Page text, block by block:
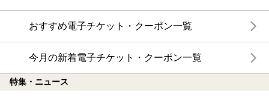
おすすめ電子チケット・クーポン一覧
今月の新着電子チケット・クーポン一覧
特集・ニュース